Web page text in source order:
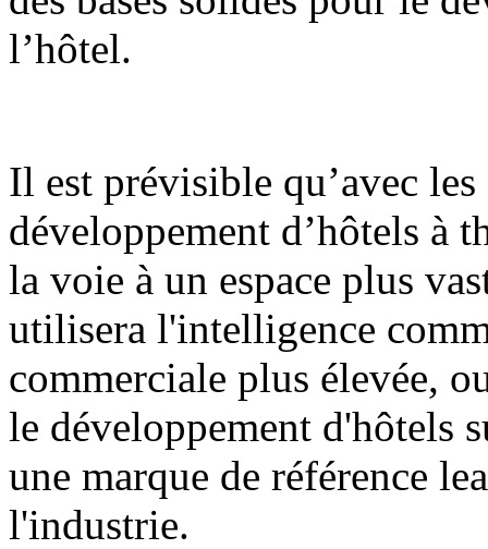
l’hôtel.
Il est prévisible qu’avec
développement d’hôtels à
la voie à un espace plus
utilisera l'intelligence
commerciale plus élevée,
le développement d'hôtels
une marque de référence
l'industrie.